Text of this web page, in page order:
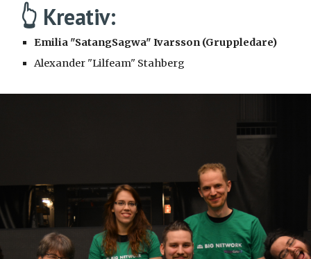
👆 Kreativ:
Emilia "SatangSagwa" Ivarsson (Gruppledare)
Alexander "Lilfeam" Stahberg